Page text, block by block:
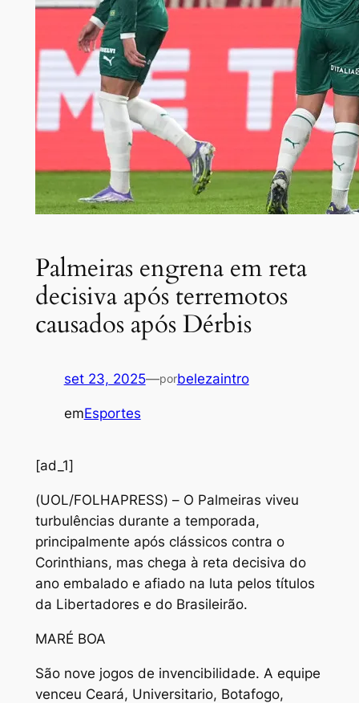
Palmeiras engrena em reta
decisiva após terremotos
causados após Dérbis
set 23, 2025—porbelezaintro
emEsportes
[ad_1]
(UOL/FOLHAPRESS) – O Palmeiras viveu
turbulências durante a temporada,
principalmente após clássicos contra o
Corinthians, mas chega à reta decisiva do
ano embalado e afiado na luta pelos títulos
da Libertadores e do Brasileirão.
MARÉ BOA
São nove jogos de invencibilidade. A equipe
venceu Ceará, Universitario, Botafogo,